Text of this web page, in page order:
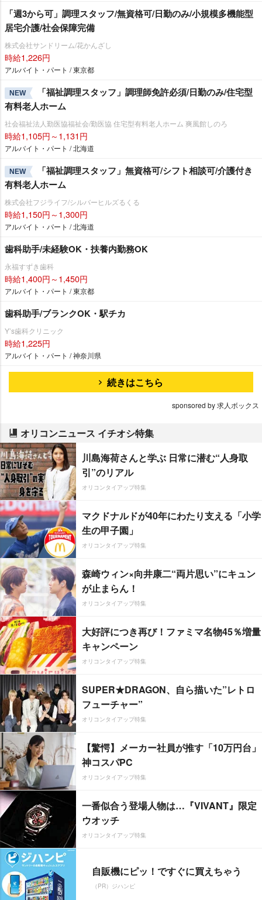
「週3から可」調理スタッフ/無資格可/日勤のみ/小規模多機能型
居宅介護/社会保障完備
株式会社サンドリーム/花かんざし
時給1,226円
アルバイト・パート / 東京都
NEW
「福祉調理スタッフ」調理師免許必須/日勤のみ/住宅型
有料老人ホーム
社会福祉法人勤医協福祉会/勤医協 住宅型有料老人ホーム 爽風館しのろ
時給1,105円～1,131円
アルバイト・パート / 北海道
NEW
「福祉調理スタッフ」無資格可/シフト相談可/介護付き
有料老人ホーム
株式会社フジライフ/シルバーヒルズるくる
時給1,150円～1,300円
アルバイト・パート / 北海道
歯科助手/未経験OK・扶養内勤務OK
永福すずき歯科
時給1,400円～1,450円
アルバイト・パート / 東京都
歯科助手/ブランクOK・駅チカ
Y’s歯科クリニック
時給1,225円
アルバイト・パート / 神奈川県
続きはこちら
sponsored by 求人ボックス
オリコンニュース イチオシ特集
川島海荷さんと学ぶ 日常に潜む“人身取
引”のリアル
オリコンタイアップ特集
マクドナルドが40年にわたり支える「小学
生の甲子園」
オリコンタイアップ特集
森崎ウィン×向井康二“両片思い”にキュン
が止まらん！
オリコンタイアップ特集
大好評につき再び！ファミマ名物45％増量
キャンペーン
オリコンタイアップ特集
SUPER★DRAGON、自ら描いた”レトロ
フューチャー”
オリコンタイアップ特集
【驚愕】メーカー社員が推す「10万円台」
神コスパPC
オリコンタイアップ特集
一番似合う登場人物は…『VIVANT』限定
ウオッチ
オリコンタイアップ特集
自販機にピッ！ですぐに買えちゃう
（PR）ジハンピ